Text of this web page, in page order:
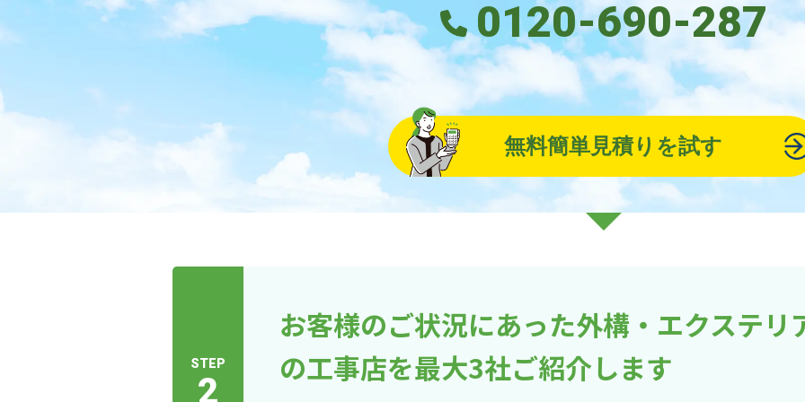
0120-690-287
無料簡単見積りを試す
STEP
2
お客様のご状況にあった外構・エクステリ
の工事店を最大3社ご紹介します